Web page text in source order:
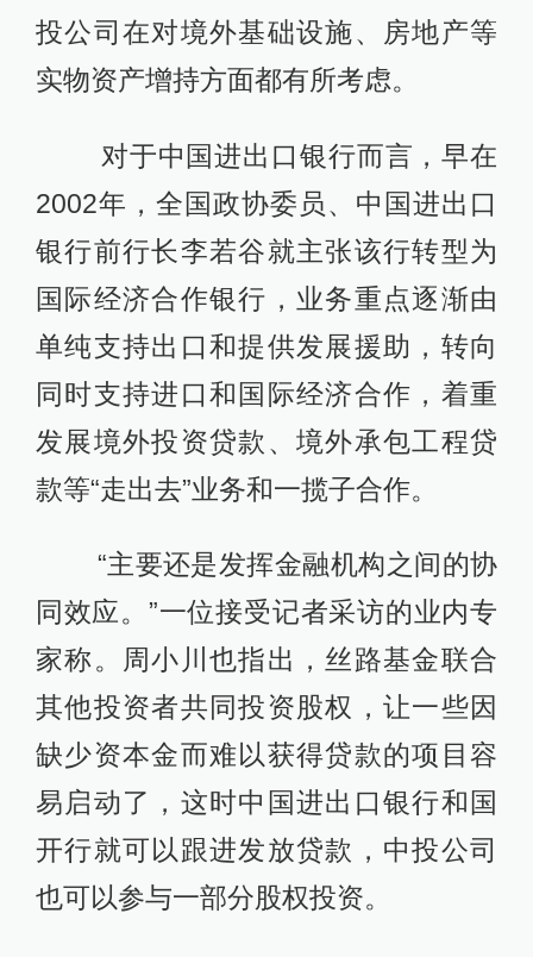
投公司在对境外基础设施、房地产等
实物资产增持方面都有所考虑。
对于中国进出口银行而言，早在
2002年，全国政协委员、中国进出口
银行前行长李若谷就主张该行转型为
国际经济合作银行，业务重点逐渐由
单纯支持出口和提供发展援助，转向
同时支持进口和国际经济合作，着重
发展境外投资贷款、境外承包工程贷
款等“走出去”业务和一揽子合作。
“主要还是发挥金融机构之间的协
同效应。”一位接受记者采访的业内专
家称。周小川也指出，丝路基金联合
其他投资者共同投资股权，让一些因
缺少资本金而难以获得贷款的项目容
易启动了，这时中国进出口银行和国
开行就可以跟进发放贷款，中投公司
也可以参与一部分股权投资。